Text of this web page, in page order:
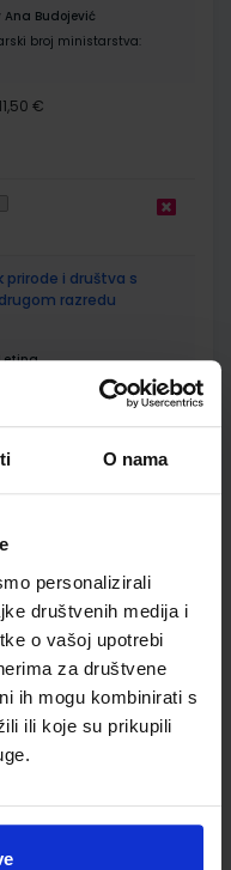
O nama
personalizirali
društvenih medija i
o vašoj upotrebi
za društvene
ih mogu kombinirati s
ili koje su prikupili
Budojević
broj ministarstva:
11,50 €
prirode i društva s
razredu
broj ministarstva:7034
€
za prirodu i
škole
broj ministarstva:
11,00 €